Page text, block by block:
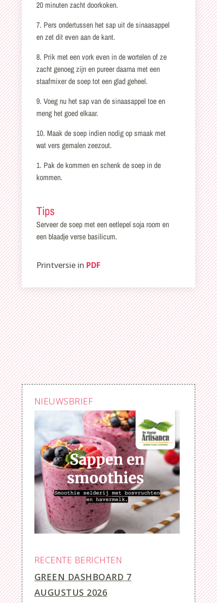
20 minuten zacht doorkoken.
7. Pers ondertussen het sap uit de sinaasappel
en zet dit even aan de kant.
8. Prik met een vork even in de wortelen of ze
zacht genoeg zijn en pureer daarna met een
staafmixer de soep tot een glad geheel.
9. Voeg nu het sap van de sinaasappel toe en
meng het goed elkaar.
10. Maak de soep indien nodig op smaak met
wat vers gemalen zeezout.
1. Pak de kommen en schenk de soep in de
kommen.
Tips
Serveer de soep met een eetlepel soja room en
een blaadje verse basilicum.
Printversie in PDF
NIEUWSBRIEF
RECENTE BERICHTEN
GREEN DASHBOARD 7
AUGUSTUS 2026